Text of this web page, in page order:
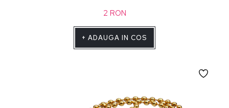
2 RON
+ ADAUGA IN COS